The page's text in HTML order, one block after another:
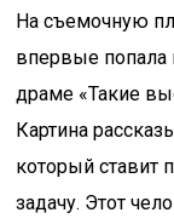
На съемочную
впервые попала
драме «Такие
Картина
который ставит
задачу. Этот